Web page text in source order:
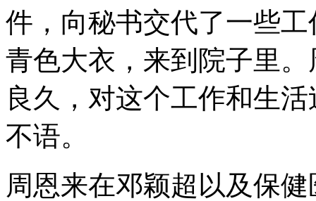
件，向秘书交代了一些
青色大衣，来到院子里
良久，对这个工作和生
不语。
周恩来在邓颖超以及保